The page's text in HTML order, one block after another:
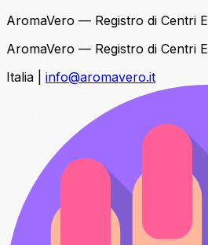
AromaVero — Registro di Centri
AromaVero — Registro di Centri
Italia
info@aromavero.it